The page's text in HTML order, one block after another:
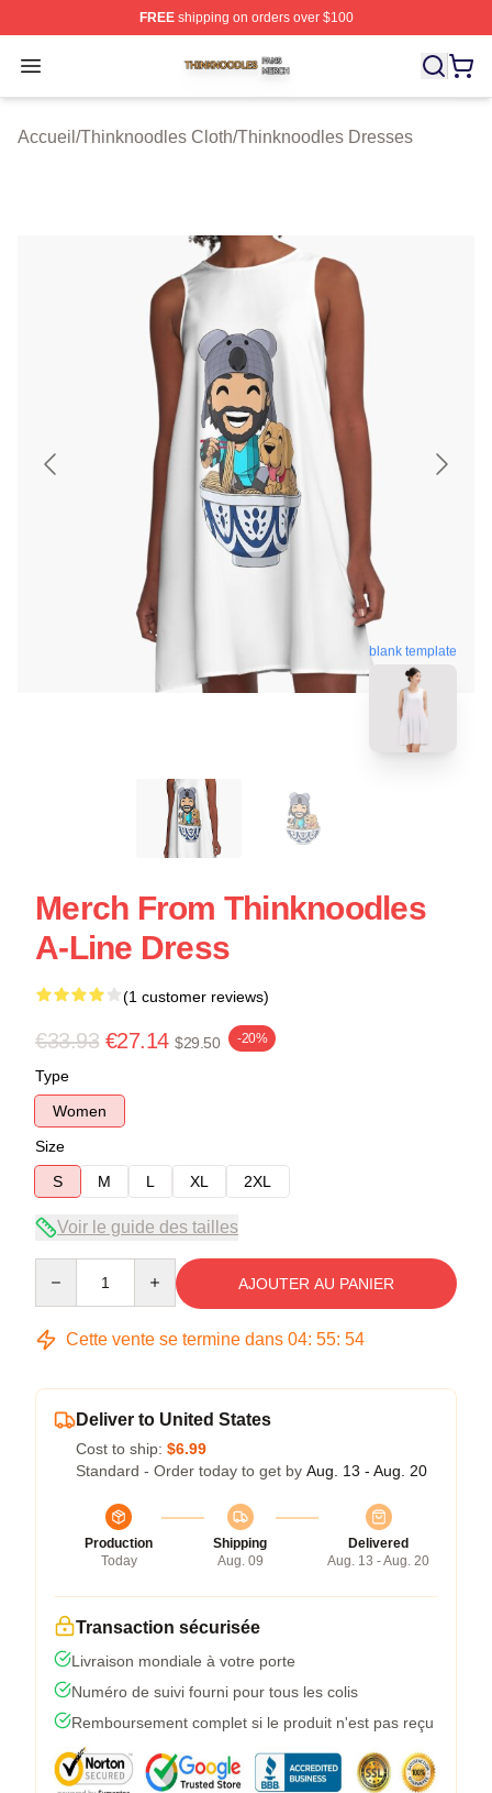
FREEshipping on orders over $100
Open menu
Thinknoodles Shop ⚡️ Officially Licensed
Accueil /Thinknoodles Cloth/Thinknoodles Dresses
blank template
Merch From Thinknoodles
A-Line Dress
(1 customer reviews)
€33.93 €27.14 $29.50 -20%
Type
Women
Size
S
M L XL 2XL
Voir le guide des tailles
AJOUTER AU PANIER
Cette vente se termine dans 04: 55: 54
Deliver to United States
Cost to ship: $6.99
Standard - Order today to get by Aug. 13 - Aug. 20
Production
Today
Shipping
Aug. 09
Delivered
Aug. 13 - Aug. 20
Transaction sécurisée
Livraison mondiale à votre porte
Numéro de suivi fourni pour tous les colis
Remboursement complet si le produit n'est pas reçu